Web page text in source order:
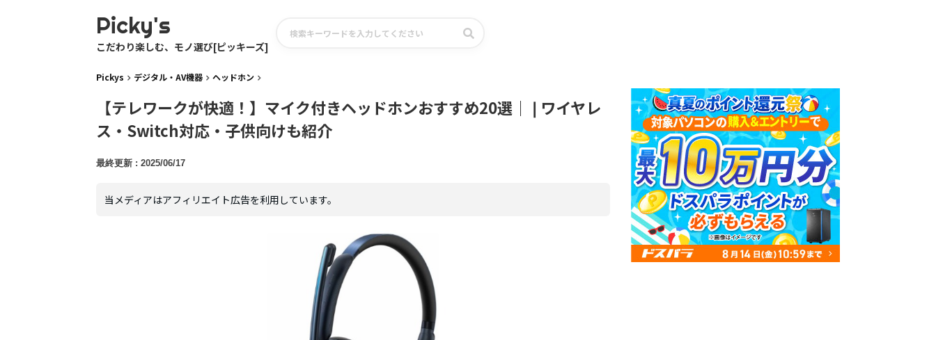
Picky's
こだわり楽しむ、モノ選び[ピッキーズ]
Pickys デジタル・AV機器 ヘッドホン
【テレワークが快適！】マイク付きヘッドホンおすすめ20選｜❘ワイヤレ
ス・Switch対応・子供向けも紹介
2025/06/17
当メディアはアフィリエイト広告を利用しています。